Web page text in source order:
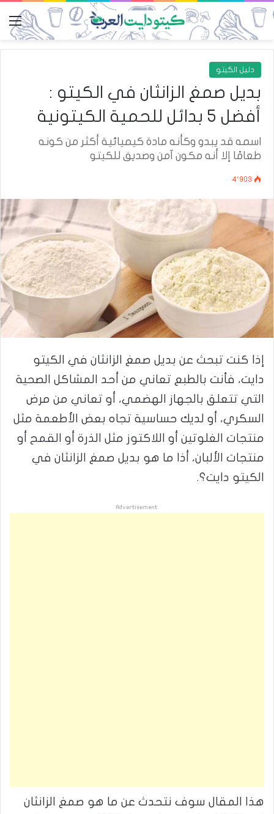
دليل الكيتو
بديل صمغ الزانثان في الكيتو :
أفضل 5 بدائل للحمية الكيتونية
اسمه قد يبدو وكأنه مادة كيميائية أكثر من كونه
طعامًا إلا أنه مكون آمن وصديق للكيتو
4٬903
إذا كنت تبحث عن بديل صمغ الزانثان في الكيتو
دايت، فأنت بالطبع تعاني من أحد المشاكل الصحية
التي تتعلق بالجهاز الهضمي، أو تعاني من مرض
السكري، أو لديك حساسية تجاه بعض الأطعمة مثل
منتجات الغلوتين أو اللاكتوز مثل الذرة أو القمح أو
منتجات الألبان، أذا ما هو بديل صمغ الزانثان في
الكيتو دايت؟.
Advertisement
هذا المقال سوف نتحدث عن ما هو صمغ الزانثان